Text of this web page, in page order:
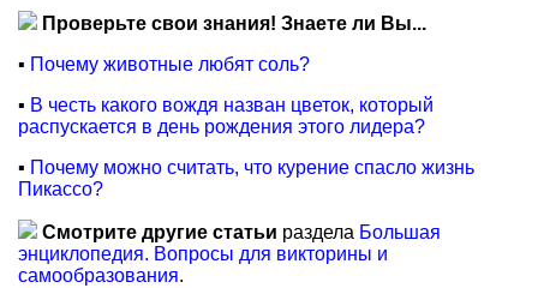
Проверьте свои знания! Знаете ли Вы...
▪ Почему животные любят соль?
▪ В честь какого вождя назван цветок, который
распускается в день рождения этого лидера?
▪ Почему можно считать, что курение спасло жизнь
Пикассо?
Смотрите другие статьи раздела Большая
энциклопедия. Вопросы для викторины и
самообразования.